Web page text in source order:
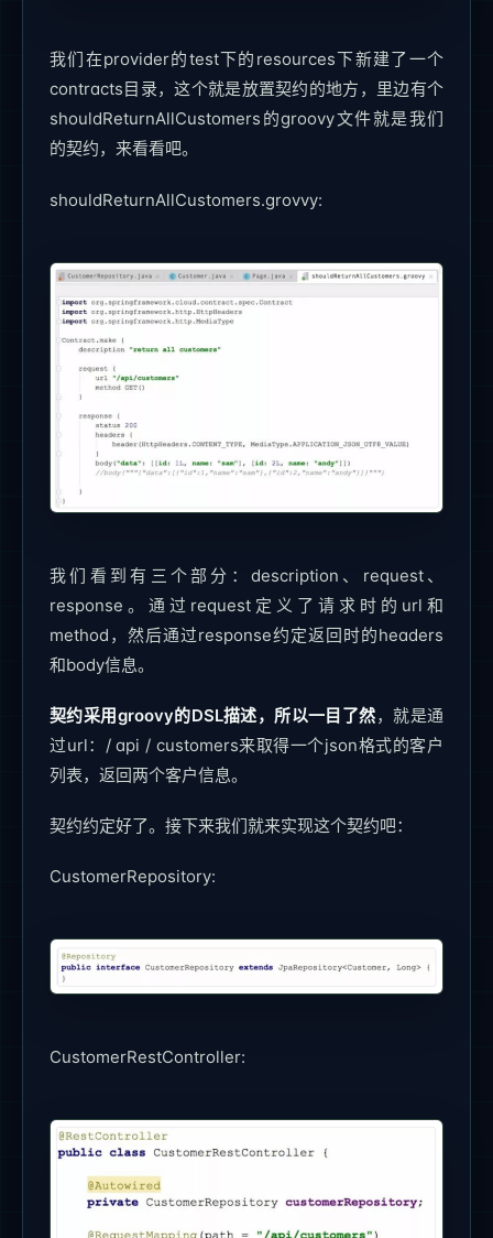
我们在provider的test下的resources下新建了一个
contracts目录，这个就是放置契约的地方，里边有个
shouldReturnAllCustomers的groovy文件就是我们
的契约，来看看吧。
shouldReturnAllCustomers.grovvy:
我们看到有三个部分：description、request、
response。通过request定义了请求时的url和
method，然后通过response约定返回时的headers
和body信息。
契约采用groovy的DSL描述，所以一目了然，就是通
过url：/ api / customers来取得一个json格式的客户
列表，返回两个客户信息。
契约约定好了。接下来我们就来实现这个契约吧：
CustomerRepository:
CustomerRestController: